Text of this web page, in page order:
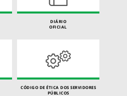
DIÁRIO
OFICIAL
CÓDIGO DE ÉTICA DOS SERVIDORES
PÚBLICOS